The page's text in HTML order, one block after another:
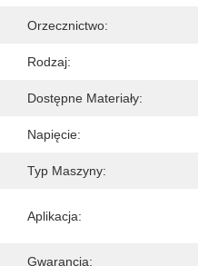
Orzecznictwo:
Rodzaj:
Dostępne Materiały:
Napięcie:
Typ Maszyny:
Aplikacja:
Gwarancja: